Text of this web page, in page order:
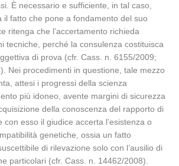
È necessario e sufficiente, in tal caso,
il fatto che pone a fondamento del suo
ritenga che l’accertamento richieda
tecniche, perché la consulenza costituisca
di prova (cfr. Cass. n. 6155/2009;
Nei procedimenti in questione, tale mezzo
attesi i progressi della scienza
più idoneo, avente margini di sicurezza
della conoscenza del rapporto di
con esso il giudice accerta l’esistenza o
genetiche, ossia un fatto
di rilevazione solo con l’ausilio di
particolari (cfr. Cass. n. 14462/2008).